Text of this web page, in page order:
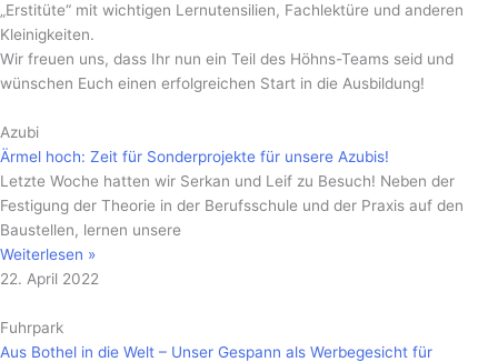
„Erstitüte“ mit wichtigen Lernutensilien, Fachlektüre und anderen
Kleinigkeiten.
Wir freuen uns, dass Ihr nun ein Teil des Höhns-Teams seid und
wünschen Euch einen erfolgreichen Start in die Ausbildung!
Azubi
Ärmel hoch: Zeit für Sonderprojekte für unsere Azubis!
Letzte Woche hatten wir Serkan und Leif zu Besuch! Neben der
Festigung der Theorie in der Berufsschule und der Praxis auf den
Baustellen, lernen unsere
Weiterlesen »
22. April 2022
Fuhrpark
Aus Bothel in die Welt – Unser Gespann als Werbegesicht für